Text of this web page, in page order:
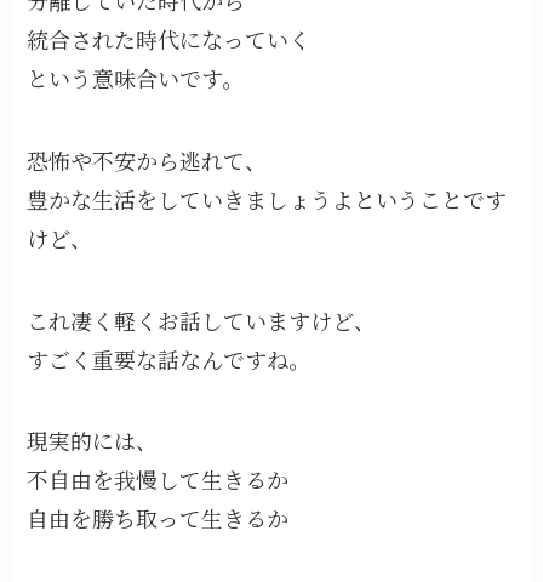
統合された時代になっていく
という意味合いです。
恐怖や不安から逃れて、
豊かな生活をしていきましょうよということです
けど、
これ凄く軽くお話していますけど、
すごく重要な話なんですね。
現実的には、
不自由を我慢して生きるか
自由を勝ち取って生きるか